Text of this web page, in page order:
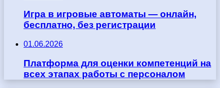
Игра в игровые автоматы — онлайн,
бесплатно, без регистрации
01.06.2026
Платформа для оценки компетенций на
всех этапах работы с персоналом